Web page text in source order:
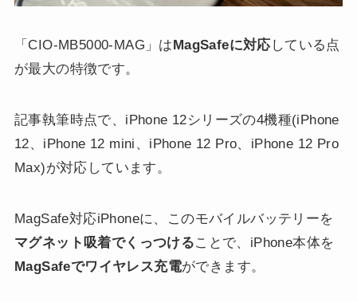
「CIO-MB5000-MAG」はMagSafeに対応 している点
が最大の特徴です。
記事執筆時点で、iPhone 12シリーズの4機種(iPhone
12、iPhone 12 mini、iPhone 12 Pro、iPhone 12 Pro
Max)が対応しています。
MagSafe対応iPhoneに、このモバイルバッテリーを
マグネット吸着でくっつけることで、iPhone本体を
MagSafeでワイヤレス充電ができます。